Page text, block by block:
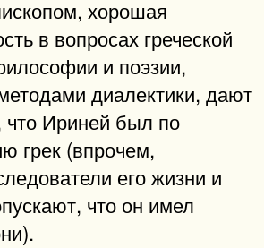
хорошая
в вопросах греческой
и поэзии,
диалектики, дают
что Ириней был по
грек (впрочем,
его жизни и
что он имел